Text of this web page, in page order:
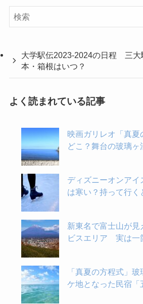
大学駅伝2023-2024の日程 三大
本・箱根はいつ？
よく読まれている記事
映画ガリレオ「真
どこ？舞台の玻璃ヶ
ディズニーオンア
は寒い？持って行く
新東名で富士山が
ビスエリア 実は一
「真夏の方程式」
ケ地となった民宿「